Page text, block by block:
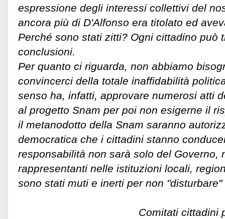
espressione degli interessi collettivi del
ancora più di D'Alfonso era titolato ed
Perché sono stati zitti? Ogni cittadino può
conclusioni.
Per quanto ci riguarda, non abbiamo
convincerci della totale inaffidabilità
senso ha, infatti, approvare numerosi atti
al progetto Snam per poi non esigerne il
il metanodotto della Snam saranno
democratica che i cittadini stanno
responsabilità non sarà solo del Governo,
rappresentanti nelle istituzioni locali,
sono stati muti e inerti per non
Comitati cittadini per